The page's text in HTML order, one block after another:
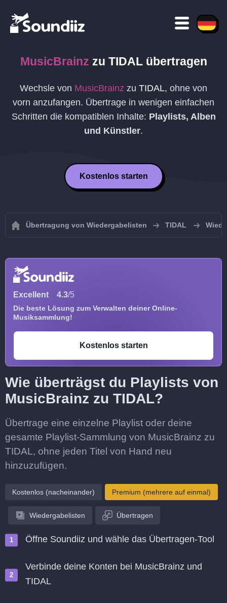
MusicBrainz zu TIDALübertragen
Wechsle von MusicBrainz zu TIDAL, ohne von
vorn anzufangen. Übertrage in wenigen einfachen
Schritten die kompatiblen Inhalte: Playlists, Alben
und Künstler.
Kostenlos starten
Übertragung von Wiedergabelisten TIDAL
Excellent 4.3/5
Die beste Lösung zum Verwalten deiner Online-
Musiksammlung!
Kostenlos starten
Wie überträgst du Playlists von
MusicBrainz zu TIDAL?
Übertrage eine einzelne Playlist oder deine
gesamte Playlist-Sammlung von MusicBrainz zu
TIDAL, ohne jeden Titel von Hand neu
hinzuzufügen.
Kostenlos (nacheinander) Premium (mehrere auf einmal)
Wiedergabelisten Übertragen
Öffne Soundiiz und wähle das Übertragen-Tool
Verbinde deine Konten bei MusicBrainz und
TIDAL